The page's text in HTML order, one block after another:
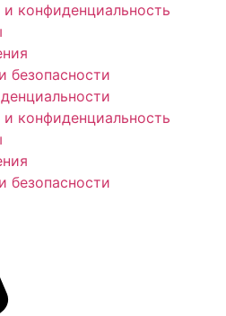
конфиденциальность
безопасности
конфиденциальность
безопасности